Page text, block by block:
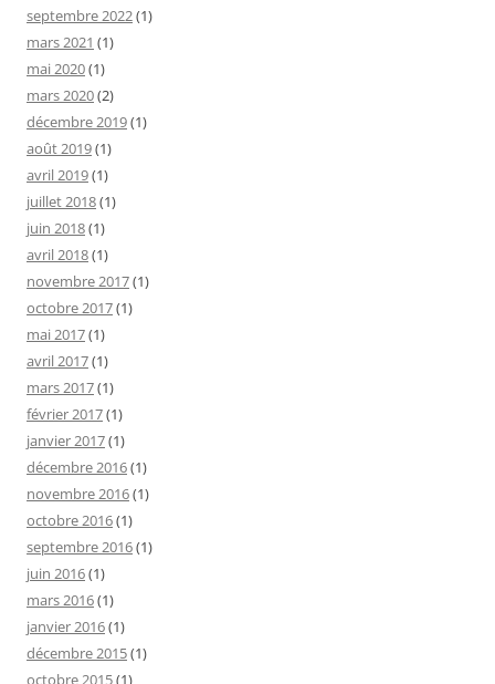
septembre 2022(1)
mars 2021 (1)
mai 2020(1)
mars 2020(2)
décembre 2019(1)
août 2019(1)
avril 2019(1)
juillet 2018(1)
juin 2018(1)
avril 2018(1)
novembre 2017(1)
octobre 2017(1)
mai 2017(1)
avril 2017(1)
mars 2017(1)
février 2017(1)
janvier 2017(1)
décembre 2016(1)
novembre 2016(1)
octobre 2016(1)
septembre 2016(1)
juin 2016(1)
mars 2016(1)
janvier 2016(1)
décembre 2015(1)
octobre 2015(1)